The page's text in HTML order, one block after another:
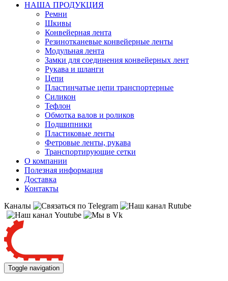
НАША ПРОДУКЦИЯ
Ремни
Шкивы
Конвейерная лента
Резинотканевые конвейерные ленты
Модульная лента
Замки для соединения конвейерных лент
Рукава и шланги
Цепи
Пластинчатые цепи транспортерные
Силикон
Тефлон
Обмотка валов и роликов
Подшипники
Пластиковые ленты
Фетровые ленты, рукава
Транспортирующие сетки
О компании
Полезная информация
Доставка
Контакты
Каналы
Toggle navigation